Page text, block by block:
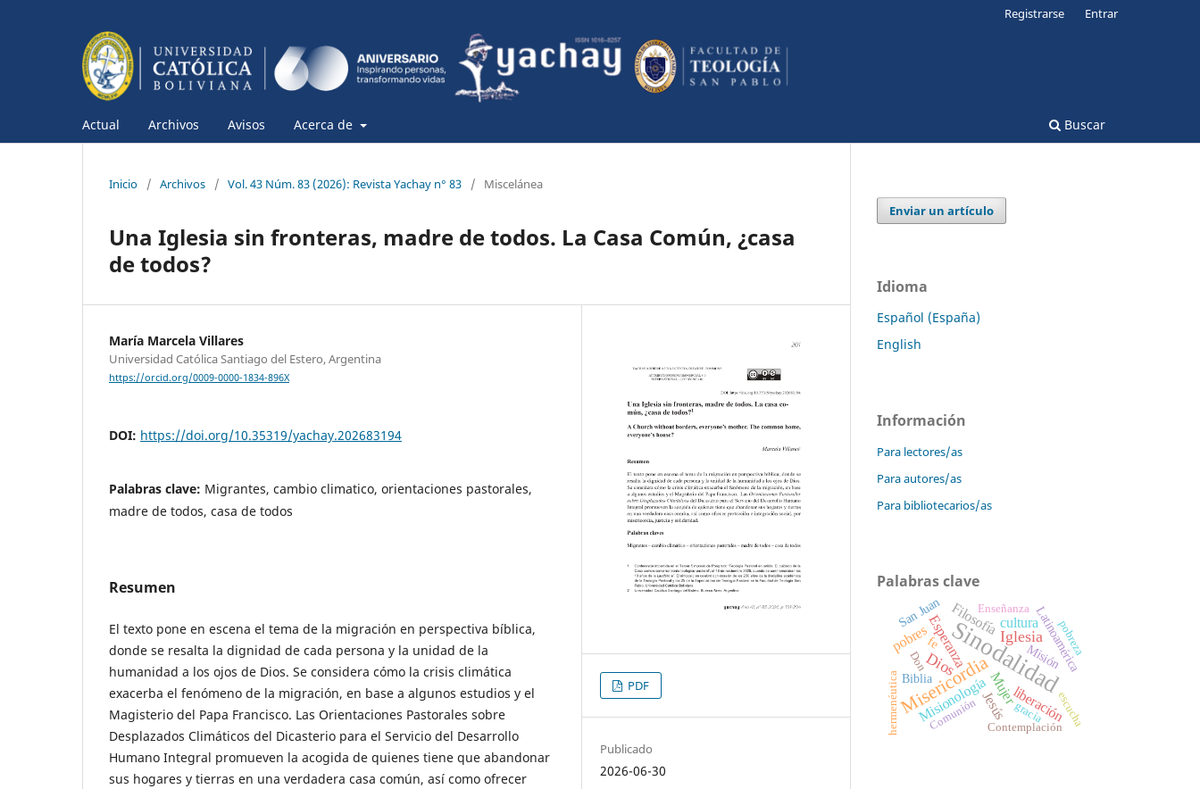
Actual Archivos Avisos Acerca de Buscar
Registrarse Entrar
Inicio / Archivos / Vol. 43 Núm. 83 (2026): Revista Yachay n° 83 / Miscelánea
Una Iglesia sin fronteras, madre de todos. La Casa Común, ¿casa
de todos?
María Marcela Villares
Universidad Católica Santiago del Estero, Argentina
https://orcid.org/0009-0000-1834-896X
DOI: https://doi.org/10.35319/yachay.202683194
Palabras clave: Migrantes, cambio climatico, orientaciones pastorales,
madre de todos, casa de todos
Resumen
El texto pone en escena el tema de la migración en perspectiva bíblica,
donde se resalta la dignidad de cada persona y la unidad de la
humanidad a los ojos de Dios. Se considera cómo la crisis climática
exacerba el fenómeno de la migración, en base a algunos estudios y el
Magisterio del Papa Francisco. Las Orientaciones Pastorales sobre
Desplazados Climáticos del Dicasterio para el Servicio del Desarrollo
Humano Integral promueven la acogida de quienes tiene que abandonar
sus hogares y tierras en una verdadera casa común, así como ofrecer
PDF
Publicado
2026-06-30
Enviar un artículo
Idioma
Español (España)
English
Información
Para lectores/as
Para autores/as
Para bibliotecarios/as
Palabras clave
Sinodalidad
Misericordia
Dios
Iglesia
EsperanzaFilosofía
Mujer
Misionología
cultura
Jesúsliberación
pobres
Biblia
fe
San Juan
Misión
Latinoamérica
pobreza
Comunión Contemplación
Enseñanza
escucha
gracia
hermenéutica
Don